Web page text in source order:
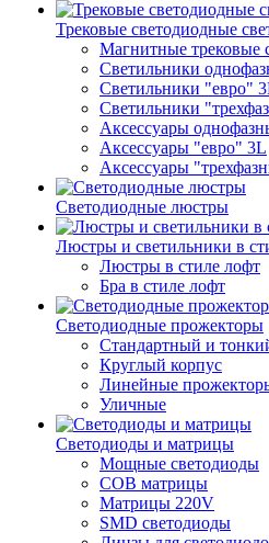
Трековые светодиодные
Магнитные трековые
Светильники
Светильники "евро"
Светильники
Аксессуары
Аксессуары "евро" 3L
Аксессуары
Светодиодные люстры
Люстры и светильники в
Люстры в стиле лофт
Бра в стиле лофт
Светодиодные прожекторы
Стандартный и
Круглый корпус
Линейные
Уличные
Светодиоды и матрицы
Мощные светодиоды
COB матрицы
Матрицы 220V
SMD светодиоды